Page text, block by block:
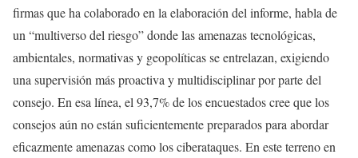
firmas que ha colaborado en la elaboración del informe, habla de
un “multiverso del riesgo” donde las amenazas tecnológicas,
ambientales, normativas y geopolíticas se entrelazan, exigiendo
una supervisión más proactiva y multidisciplinar por parte del
consejo. En esa línea, el 93,7% de los encuestados cree que los
consejos aún no están suficientemente preparados para abordar
eficazmente amenazas como los ciberataques. En este terreno en